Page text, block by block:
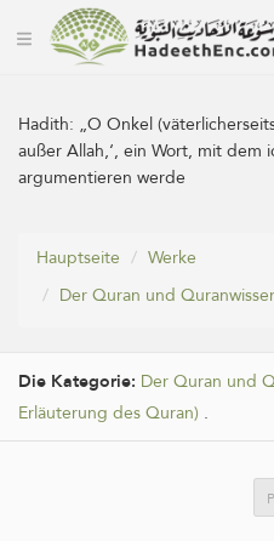
Hadith: „O Onkel
außer Allah‚‘, ein Wort, mit
argumentieren werde
Hauptseite
Werke
Der Quran und
Die Kategorie: Der Quran und
Erläuterung des Quran) .